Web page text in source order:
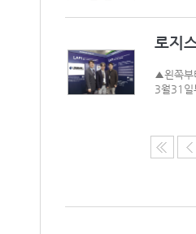
로지
▲왼쪽부
3월31일